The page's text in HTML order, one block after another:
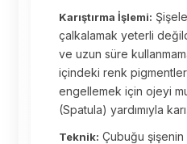
Karıştırma İşlemi:
çalkalamak yeterli
ve uzun süre
içindeki renk
engellemek için ojeyi
(Spatula) yardımıyla
Teknik: Çubuğu